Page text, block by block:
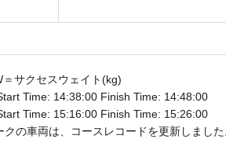
＝サクセスウェイト(kg)
Time: 14:38:00 Finish Time: 14:48:00
Time: 15:16:00 Finish Time: 15:26:00
クの車両は、コースレコードを更新しまし